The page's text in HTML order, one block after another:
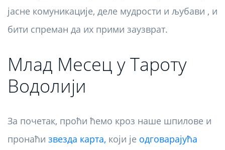
јасне комуникације, деле мудрости и љубави , и
бити спреман да их прими заузврат.
Млад Месец у Тароту
Водолији
За почетак, проћи ћемо кроз наше шпилове и
пронаћи звезда карта, који је одговарајућа